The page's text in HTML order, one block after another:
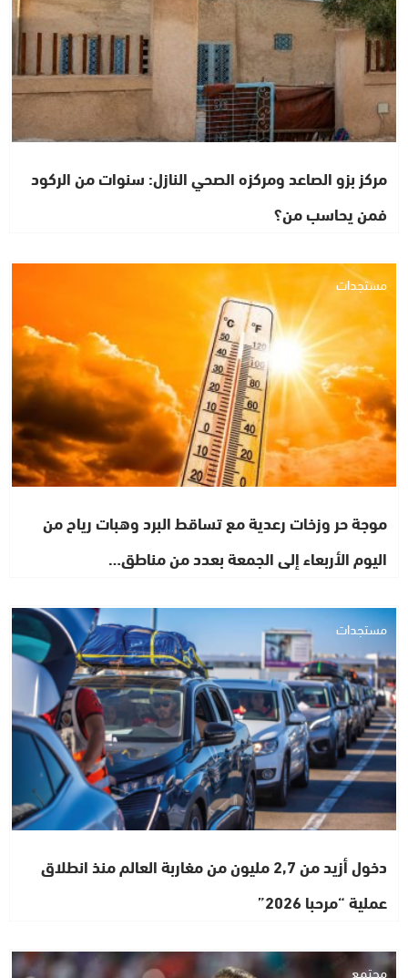
مركز بزو الصاعد ومركزه الصحي النازل: سنوات من الركود
فمن يحاسب من؟
مستجدات
موجة حر وزخات رعدية مع تساقط البرد وهبات رياح من
اليوم الأربعاء إلى الجمعة بعدد من مناطق…
مستجدات
دخول أزيد من 2,7 مليون من مغاربة العالم منذ انطلاق
عملية “مرحبا 2026”
مجتمع